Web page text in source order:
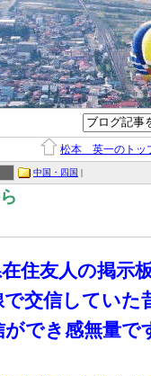
一
松本 英一のトッ
中国・四国 |
住友人の掲示
交信していた
でき感無量で